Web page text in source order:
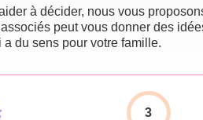
à décider, nous vous
peut vous donner des
du sens pour votre famille.
3